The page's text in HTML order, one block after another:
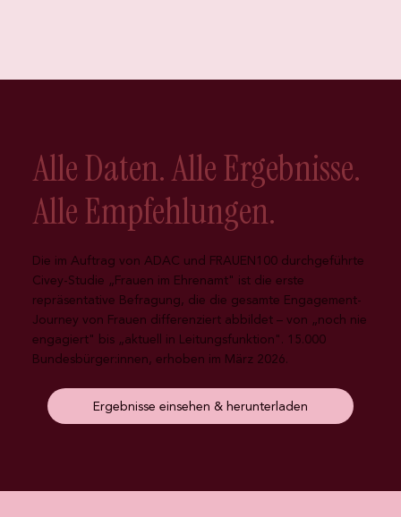
Alle Daten. Alle Ergebnisse.
Alle Empfehlungen.
Die im Auftrag von ADAC und FRAUEN100 durchgeführte
Civey-Studie „Frauen im Ehrenamt" ist die erste
repräsentative Befragung, die die gesamte Engagement-
Journey von Frauen differenziert abbildet – von „noch nie
engagiert" bis „aktuell in Leitungsfunktion". 15.000
Bundesbürger:innen, erhoben im März 2026.
Ergebnisse einsehen & herunterladen